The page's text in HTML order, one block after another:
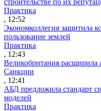
Практика
, 12:52
Экономколлегия защитила
пользование землей
Практика
, 12:43
Великобритания расширила
Санкции
, 12:41
АБД предложила стандарт
моделей
Практика